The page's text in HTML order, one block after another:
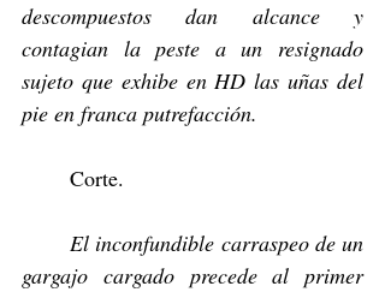
descompuestos dan alcance y
contagian la peste a un resignado
sujeto que exhibe en HD las uñas del
pie en franca putrefacción.
	Corte.
	El inconfundible carraspeo de un
gargajo cargado precede al primer